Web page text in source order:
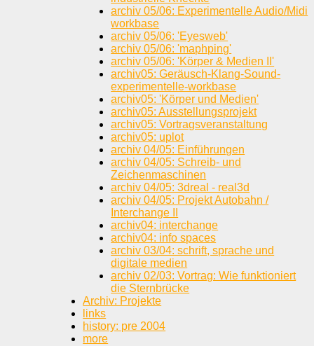
archiv 05/06: Experimentelle Audio/Midi
workbase
archiv 05/06: 'Eyesweb'
archiv 05/06: 'maphping'
archiv 05/06: 'Körper & Medien II'
archiv05: Geräusch-Klang-Sound-
experimentelle-workbase
archiv05: 'Körper und Medien'
archiv05: Ausstellungsprojekt
archiv05: Vortragsveranstaltung
archiv05: uplot
archiv 04/05: Einführungen
archiv 04/05: Schreib- und
Zeichenmaschinen
archiv 04/05: 3dreal - real3d
archiv 04/05: Projekt Autobahn /
Interchange II
archiv04: interchange
archiv04: info spaces
archiv 03/04: schrift, sprache und
digitale medien
archiv 02/03: Vortrag: Wie funktioniert
die Sternbrücke
Archiv: Projekte
links
history: pre 2004
more